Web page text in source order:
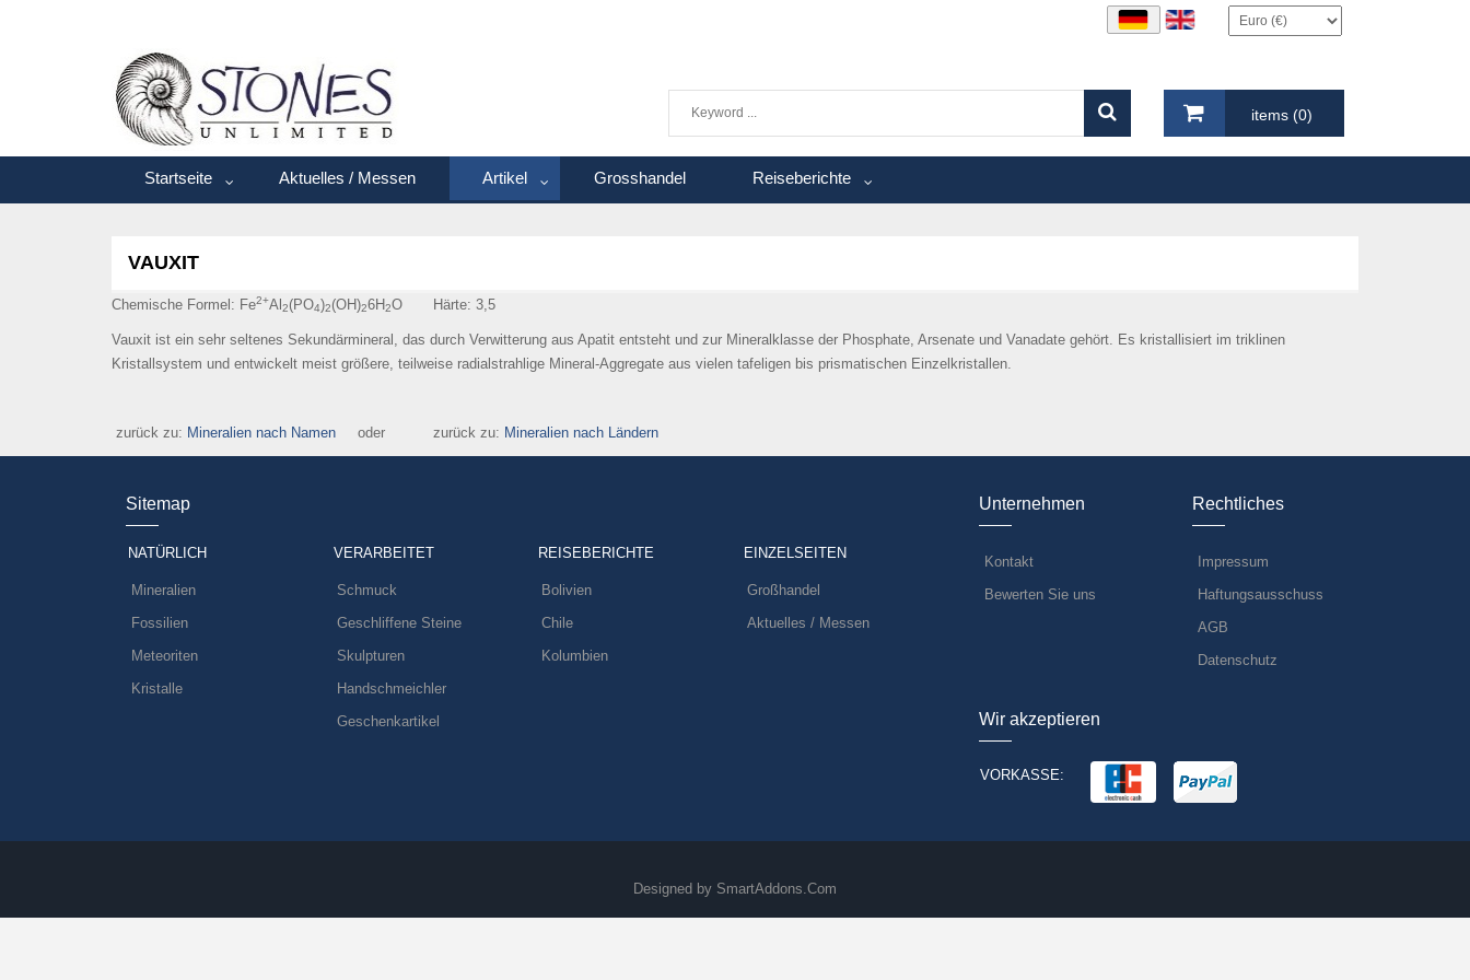
items (0)
Startseite Aktuelles / Messen Artikel Grosshandel Reiseberichte
VAUXIT
Chemische Formel: Fe2+Al 2(PO4)2(OH)26H2O Härte: 3,5
Vauxit ist ein sehr seltenes Sekundärmineral, das durch Verwitterung aus Apatit entsteht und zur Mineralklasse der Phosphate, Arsenate und Vanadate gehört. Es kristallisiert im triklinen
Kristallsystem und entwickelt meist größere, teilweise radialstrahlige Mineral-Aggregate aus vielen tafeligen bis prismatischen Einzelkristallen.
zurück zu: Mineralien nach Namen oder zurück zu: Mineralien nach Ländern
Sitemap
NATÜRLICH
Mineralien
Fossilien
Meteoriten
Kristalle
VERARBEITET
Schmuck
Geschliffene Steine
Skulpturen
Handschmeichler
Geschenkartikel
REISEBERICHTE
Bolivien
Chile
Kolumbien
EINZELSEITEN
Großhandel
Aktuelles / Messen
Unternehmen
Kontakt
Bewerten Sie uns
Rechtliches
Impressum
Haftungsausschuss
AGB
Datenschutz
Wir akzeptieren
VORKASSE:
Designed by SmartAddons.Com